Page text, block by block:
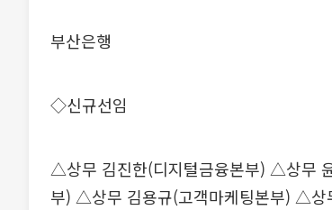
부산은행
◇신규선임
△상무 김진한(디지털금융본부) △상무
부) △상무 김용규(고객마케팅본부) △상